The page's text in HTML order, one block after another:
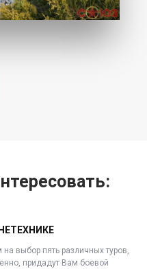
выбор пять различных туров,
придадут Вам боевой